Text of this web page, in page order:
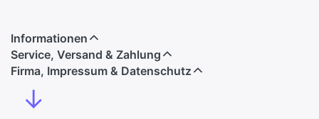
Informationen
Service, Versand & Zahlung
Firma, Impressum & Datenschutz
↓